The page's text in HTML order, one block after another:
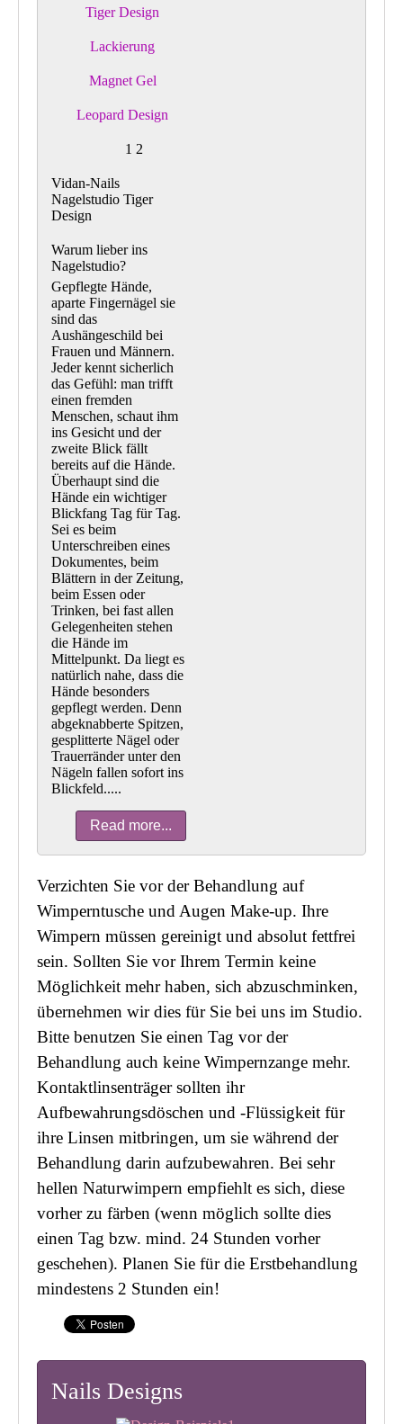
Tiger Design
Lackierung
Magnet Gel
Leopard Design
1 2
Vidan-Nails
Nagelstudio Tiger
Design
Warum lieber ins
Nagelstudio?
Gepflegte Hände,
aparte Fingernägel sie
sind das
Aushängeschild bei
Frauen und Männern.
Jeder kennt sicherlich
das Gefühl: man trifft
einen fremden
Menschen, schaut ihm
ins Gesicht und der
zweite Blick fällt
bereits auf die Hände.
Überhaupt sind die
Hände ein wichtiger
Blickfang Tag für Tag.
Sei es beim
Unterschreiben eines
Dokumentes, beim
Blättern in der Zeitung,
beim Essen oder
Trinken, bei fast allen
Gelegenheiten stehen
die Hände im
Mittelpunkt. Da liegt es
natürlich nahe, dass die
Hände besonders
gepflegt werden. Denn
abgeknabberte Spitzen,
gesplitterte Nägel oder
Trauerränder unter den
Nägeln fallen sofort ins
Blickfeld.....
Read more...
Verzichten Sie vor der Behandlung auf
Wimperntusche und Augen Make-up. Ihre
Wimpern müssen gereinigt und absolut fettfrei
sein. Sollten Sie vor Ihrem Termin keine
Möglichkeit mehr haben, sich abzuschminken,
übernehmen wir dies für Sie bei uns im Studio.
Bitte benutzen Sie einen Tag vor der
Behandlung auch keine Wimpernzange mehr.
Kontaktlinsenträger sollten ihr
Aufbewahrungsdöschen und -Flüssigkeit für
ihre Linsen mitbringen, um sie während der
Behandlung darin aufzubewahren. Bei sehr
hellen Naturwimpern empfiehlt es sich, diese
vorher zu färben (wenn möglich sollte dies
einen Tag bzw. mind. 24 Stunden vorher
geschehen). Planen Sie für die Erstbehandlung
mindestens 2 Stunden ein!
Nails Designs